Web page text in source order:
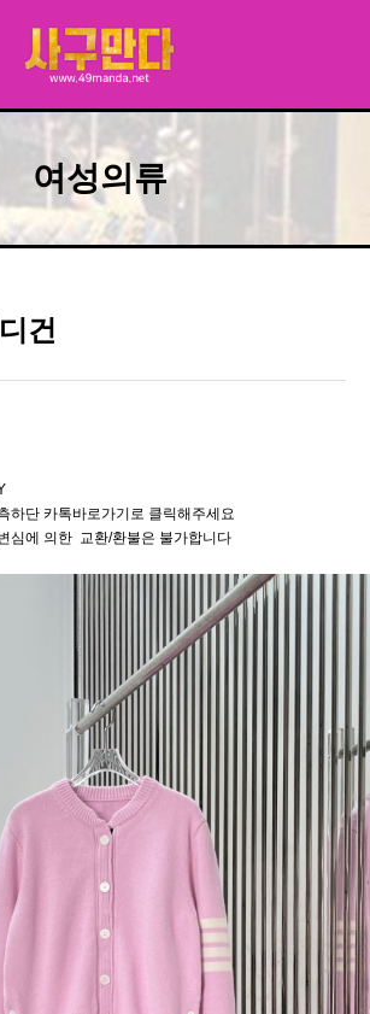
여성의류
건
하단 카톡바로가기로 클릭해주세요
심에 의한 교환/환불은 불가합니다